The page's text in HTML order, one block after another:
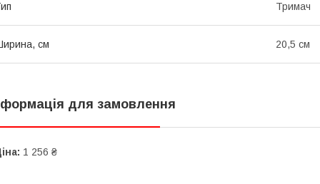
Тримач
см 20,5 см
для замовлення
1 256 ₴